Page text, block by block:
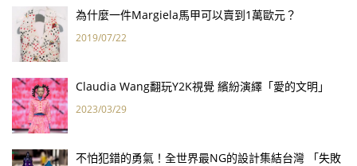
為什麼一件Margiela馬甲可以賣到1萬歐元？
2019/07/22
Claudia Wang翻玩Y2K視覺 繽紛演繹「愛的文明」
2023/03/29
不怕犯錯的勇氣！全世界最NG的設計集結台灣 「失敗